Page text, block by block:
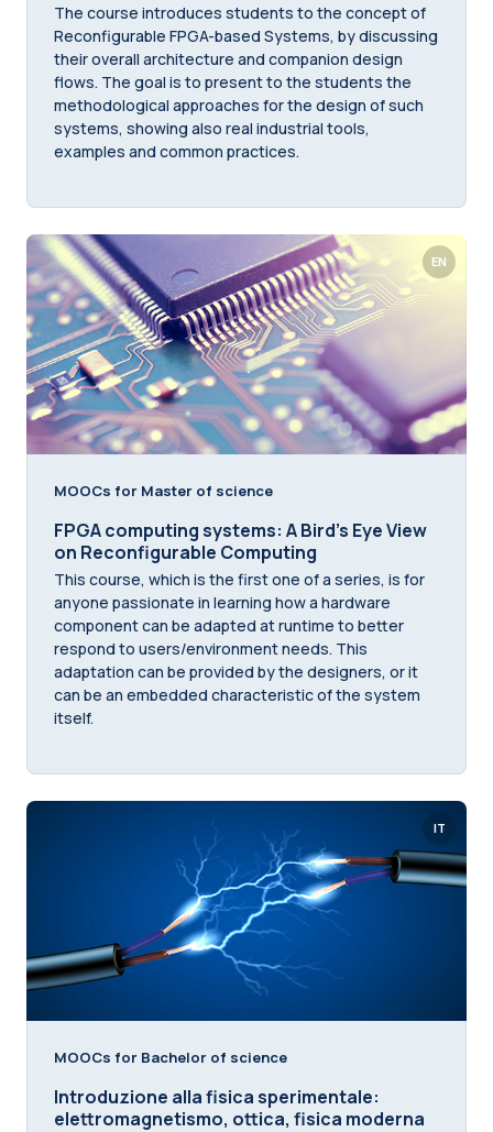
The course introduces students to the concept of
Reconfigurable FPGA-based Systems, by discussing
their overall architecture and companion design
flows. The goal is to present to the students the
methodological approaches for the design of such
systems, showing also real industrial tools,
examples and common practices.
EN
MOOCs for Master of science
FPGA computing systems: A Bird's Eye View
on Reconfigurable Computing
This course, which is the first one of a series, is for
anyone passionate in learning how a hardware
component can be adapted at runtime to better
respond to users/environment needs. This
adaptation can be provided by the designers, or it
can be an embedded characteristic of the system
itself.
IT
MOOCs for Bachelor of science
Introduzione alla fisica sperimentale:
elettromagnetismo, ottica, fisica moderna